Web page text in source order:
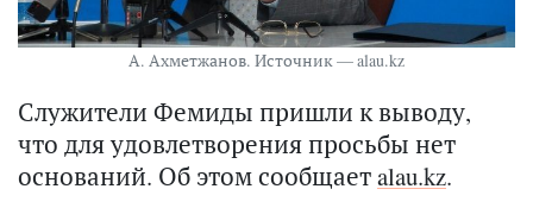
А. Ахметжанов. Источник — alau.kz
Служители Фемиды пришли к выводу,
что для удовлетворения просьбы нет
оснований. Об этом сообщаетalau.kz.